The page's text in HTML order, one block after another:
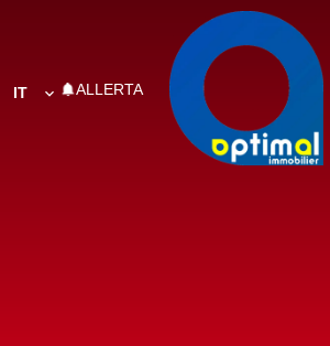
IT ALLERTA